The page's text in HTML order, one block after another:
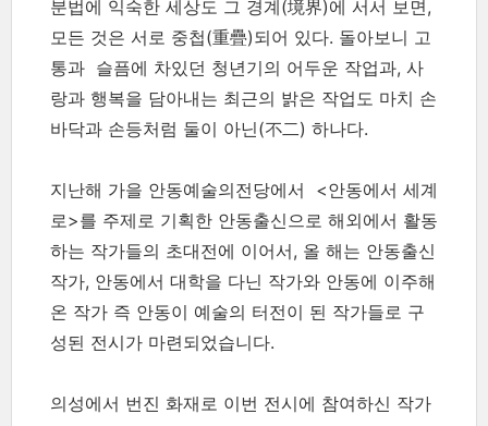
분법에 익숙한 세상도 그 경계(境界)에 서서 보면,
모든 것은 서로 중첩(重疊)되어 있다. 돌아보니 고
통과 슬픔에 차있던 청년기의 어두운 작업과, 사
랑과 행복을 담아내는 최근의 밝은 작업도 마치 손
바닥과 손등처럼 둘이 아닌(不二) 하나다.
지난해 가을 안동예술의전당에서 <안동에서 세계
로>를 주제로 기획한 안동출신으로 해외에서 활동
하는 작가들의 초대전에 이어서, 올 해는 안동출신
작가, 안동에서 대학을 다닌 작가와 안동에 이주해
온 작가 즉 안동이 예술의 터전이 된 작가들로 구
성된 전시가 마련되었습니다.
의성에서 번진 화재로 이번 전시에 참여하신 작가